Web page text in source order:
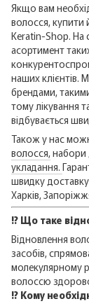
Якщо вам
волосся, купити
Keratin-Shop. На
асортимент
наших клієнтів.
брендами,
тому лікування
відбувається
Також у нас
волосся,набори
укладання.
швидку доставку
Харків,
⁉️ Що таке
Відновлення
засобів,
молекулярному
волоссю
⁉️ Кому